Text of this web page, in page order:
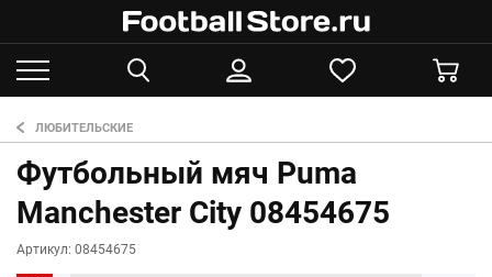
ЛЮБИТЕЛЬСКИЕ
Футбольный мяч Puma
Manchester City 08454675
Артикул: 08454675